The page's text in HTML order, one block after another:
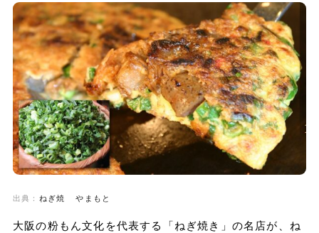
出典： ねぎ焼 やまもと
大阪の粉もん文化を代表する「ねぎ焼き」の名店が、ね